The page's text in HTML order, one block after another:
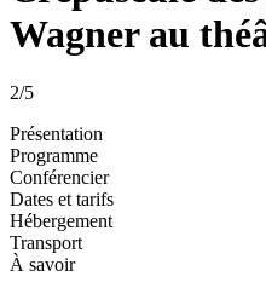
Wagner au
2/5
Présentation
Programme
Conférencier
Dates et tarifs
Hébergement
Transport
À savoir